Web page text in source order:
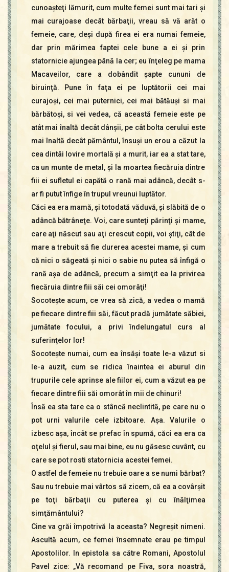
cunoaşteţi lămurit, cum multe femei sunt mai tari şi
mai curajoase decât bărbaţii, vreau să vă arăt o
femeie, care, deşi după firea ei era numai femeie,
dar prin mărimea faptei cele bune a ei şi prin
statornicie ajungea până la cer; eu înţeleg pe mama
Macaveilor, care a dobândit şapte cununi de
biruinţă. Pune în faţa ei pe luptătorii cei mai
curajoşi, cei mai puternici, cei mai bătăuşi si mai
bărbătoşi, si vei vedea, că această femeie este pe
atât mai înaltă decât dânşii, pe cât bolta cerului este
mai înaltă decât pământul, însuşi un erou a căzut la
cea dintâi lovire mortală şi a murit, iar ea a stat tare,
ca un munte de metal, şi la moartea fiecăruia dintre
fiii ei sufletul ei capătă o rană mai adâncă, decât s-
ar fi putut înfige în trupul vreunui luptător.
Căci ea era mamă, şi totodată văduvă, şi slăbită de o
adâncă bătrâneţe. Voi, care sunteţi părinţi şi mame,
care aţi născut sau aţi crescut copii, voi ştiţi, cât de
mare a trebuit să fie durerea acestei mame, şi cum
că nici o săgeată şi nici o sabie nu putea să înfigă o
rană aşa de adâncă, precum a simţit ea la privirea
fiecăruia dintre fiii săi cei omorâţi!
Socoteşte acum, ce vrea să zică, a vedea o mamă
pe fiecare dintre fiii săi, făcut pradă jumătate săbiei,
jumătate focului, a privi îndelungatul curs al
suferinţelor lor!
Socoteşte numai, cum ea însăşi toate le-a văzut si
le-a auzit, cum se ridica înaintea ei aburul din
trupurile cele aprinse ale fiilor ei, cum a văzut ea pe
fiecare dintre fiii săi omorât în mii de chinuri!
Însă ea sta tare ca o stâncă neclintită, pe care nu o
pot urni valurile cele izbitoare. Aşa. Valurile o
izbesc aşa, încât se prefac în spumă, căci ea era ca
oţelul şi fierul, sau mai bine, eu nu găsesc cuvânt, cu
care se pot rosti statornicia acestei femei.
O astfel de femeie nu trebuie oare a se numi bărbat?
Sau nu trebuie mai vârtos să zicem, că ea a covârşit
pe toţi bărbaţii cu puterea şi cu înălţimea
simţământului?
Cine va grăi împotrivă la aceasta? Negreşit nimeni.
Ascultă acum, ce femei însemnate erau pe timpul
Apostolilor. In epistola sa către Romani, Apostolul
Pavel zice: „Vă recomand pe Fiva, sora noastră,